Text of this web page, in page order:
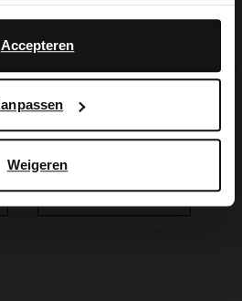
Accepteren
Weigeren
159.99